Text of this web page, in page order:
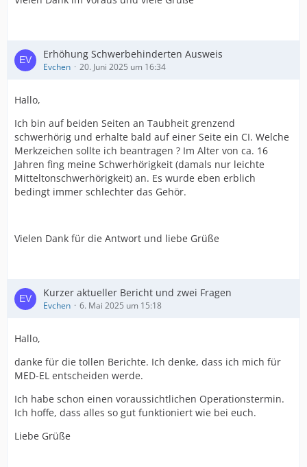
Erhöhung Schwerbehinderten Ausweis
Evchen 20. Juni 2025 um 16:34
Hallo,
Ich bin auf beiden Seiten an Taubheit grenzend
schwerhörig und erhalte bald auf einer Seite ein CI. Welche
Merkzeichen sollte ich beantragen ? Im Alter von ca. 16
Jahren fing meine Schwerhörigkeit (damals nur leichte
Mitteltonschwerhörigkeit) an. Es wurde eben erblich
bedingt immer schlechter das Gehör.
Vielen Dank für die Antwort und liebe Grüße
Kurzer aktueller Bericht und zwei Fragen
Evchen 6. Mai 2025 um 15:18
Hallo,
danke für die tollen Berichte. Ich denke, dass ich mich für
MED-EL entscheiden werde.
Ich habe schon einen voraussichtlichen Operationstermin.
Ich hoffe, dass alles so gut funktioniert wie bei euch.
Liebe Grüße